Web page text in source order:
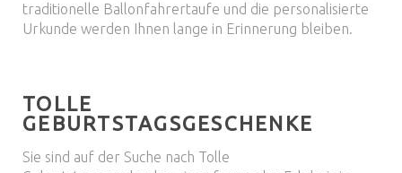
traditionelle Ballonfahrertaufe und die personalisierte
Urkunde werden Ihnen lange in Erinnerung bleiben.
TOLLE
GEBURTSTAGSGESCHENKE
Sie sind auf der Suche nach Tolle